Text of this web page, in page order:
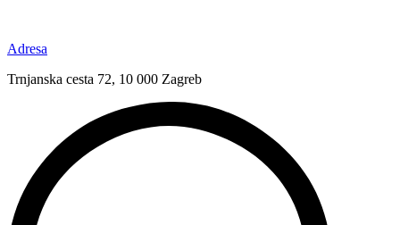
Adresa
Trnjanska cesta 72, 10 000 Zagreb